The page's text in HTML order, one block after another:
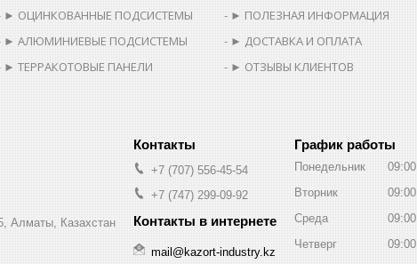
► ОЦИНКОВАННЫЕ ПОДСИСТЕМЫ
► АЛЮМИНИЕВЫЕ ПОДСИСТЕМЫ
► ТЕРРАКОТОВЫЕ ПАНЕЛИ
► ПОЛЕЗНАЯ ИНФОРМАЦИЯ
► ДОСТАВКА И ОПЛАТА
► ОТЗЫВЫ КЛИЕНТОВ
Алматы, Казахстан
+7 (707) 556-45-54
+7 (747) 299-09-92
mail@kazort-industry.kz
График работы
Понедельник 09:00
Вторник
09:00
Среда
09:00
Четверг
09:00